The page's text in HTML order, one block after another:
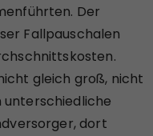
Der
Fallpauschalen
gleich groß, nicht
unterschiedliche
dort